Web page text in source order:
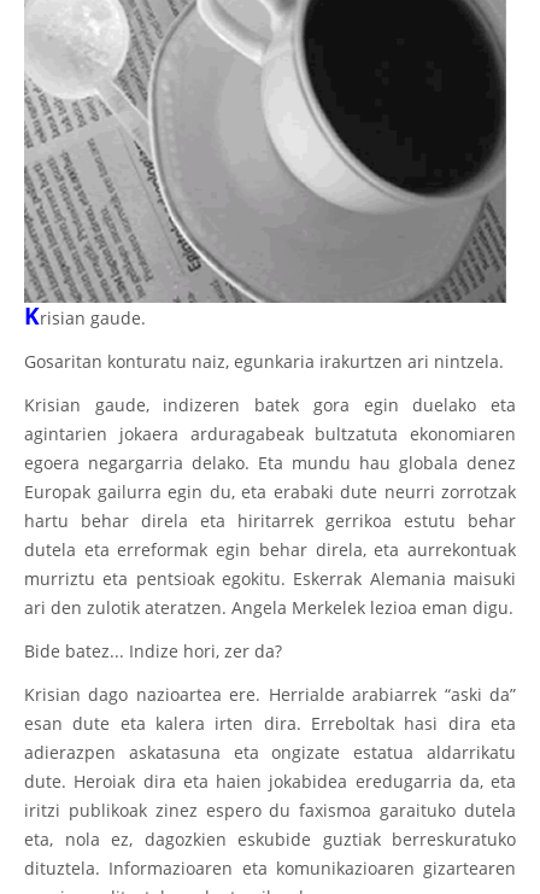
Krisian gaude.
Gosaritan konturatu naiz, egunkaria irakurtzen ari nintzela.
Krisian gaude, indizeren batek gora egin duelako eta
agintarien jokaera arduragabeak bultzatuta ekonomiaren
egoera negargarria delako. Eta mundu hau globala denez
Europak gailurra egin du, eta erabaki dute neurri zorrotzak
hartu behar direla eta hiritarrek gerrikoa estutu behar
dutela eta erreformak egin behar direla, eta aurrekontuak
murriztu eta pentsioak egokitu. Eskerrak Alemania maisuki
ari den zulotik ateratzen. Angela Merkelek lezioa eman digu.
Bide batez... Indize hori, zer da?
Krisian dago nazioartea ere. Herrialde arabiarrek “aski da”
esan dute eta kalera irten dira. Erreboltak hasi dira eta
adierazpen askatasuna eta ongizate estatua aldarrikatu
dute. Heroiak dira eta haien jokabidea eredugarria da, eta
iritzi publikoak zinez espero du faxismoa garaituko dutela
eta, nola ez, dagozkien eskubide guztiak berreskuratuko
dituztela. Informazioaren eta komunikazioaren gizartearen